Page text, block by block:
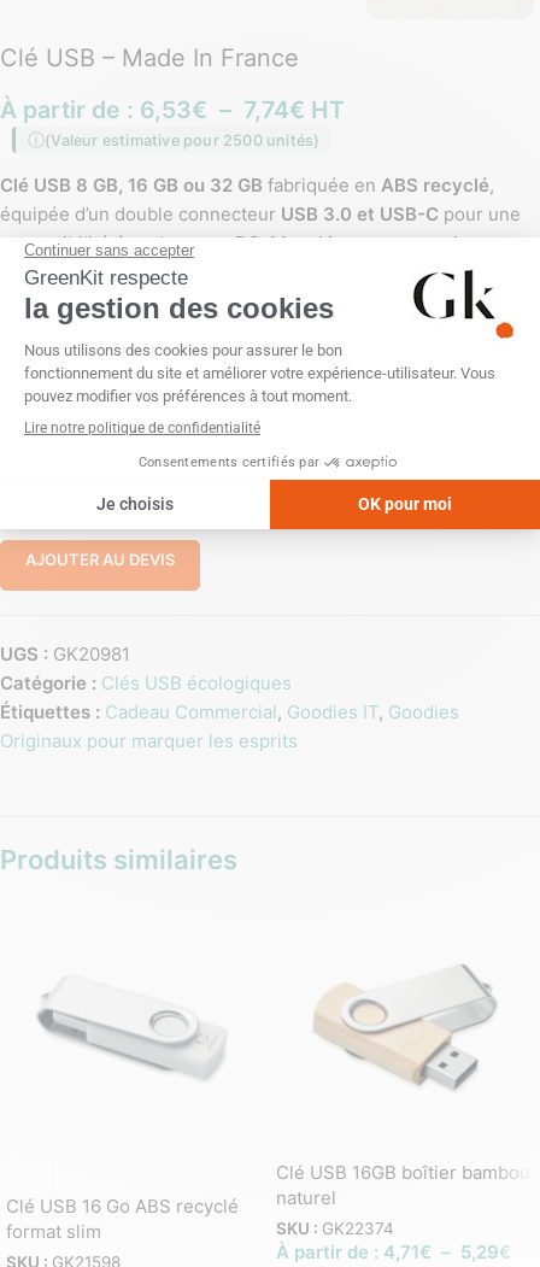
Clé USB – Made In France
À partir de : 6,53€ – 7,74€ HT
(Valeur estimative pour 2500 unités)
Clé USB 8 GB, 16 GB ou 32 GB fabriquée en ABS recyclé,
équipée d’un double connecteur USB 3.0 et USB-C pour une
compatibilité étendue avec PC, Mac, Linux et smartphones
Dimensions : 62 x 19 x 10 mm. Poids : 25,5 g. Personnalisable
parimpression numérique sur une zone de 19 x 60 mm.
Fournie avec un
PERSONNALISATION
Impression numérique (quadri)
AJOUTER AU DEVIS
UGS : GK20981
Catégorie : Clés USB écologiques
Étiquettes : Cadeau Commercial, Goodies IT, Goodies
Originaux pour marquer les esprits
Produits similaires
Clé USB 16 Go ABS recyclé
format slim
SKU : GK21598
Clé USB 16GB boîtier bambou
naturel
SKU : GK22374
À partir de : 4,71€ – 5,29€